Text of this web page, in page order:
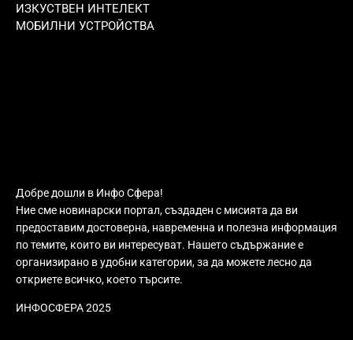
ИЗКУСТВЕН ИНТЕЛЕКТ
МОБИЛНИ УСТРОЙСТВА
Добре дошли в Инфо Сфера!
Ние сме новинарски портал, създаден с мисията да ви
предоставим достоверна, навременна и полезна информация
по темите, които ви интересуват. Нашето съдържание е
организирано в удобни категории, за да можете лесно да
откриете всичко, което търсите.
ИНФОСФЕРА 2025